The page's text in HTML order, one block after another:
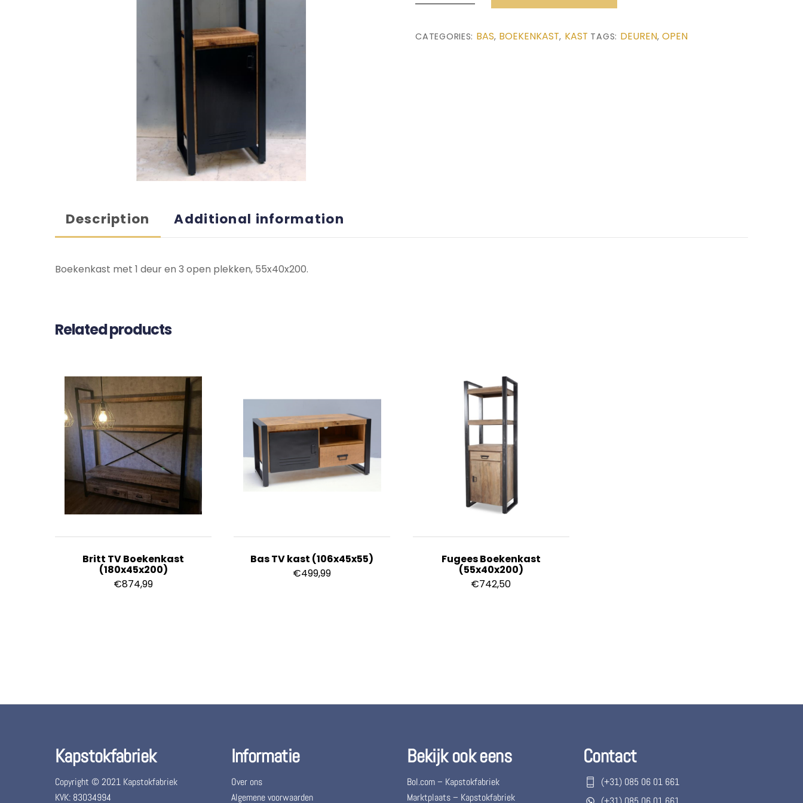
met
(55x40x200)
CATEGORIES: BAS, BOEKENKAST, KAST TAGS: DEUREN,OPEN
Description Additional information
Boekenkast met 1 deur en 3 open plekken, 55x40x200.
Related products
Britt TV Boekenkast
(180x45x200)
€874,99
Bas TV kast (106x45x55)
€499,99
Fugees Boekenkast
(55x40x200)
€742,50
Kapstokfabriek
Copyright © 2021 Kapstokfabriek
KVK: 83034994
Informatie
Over ons
Algemene voorwaarden
Bekijk ook eens
Bol.com – Kapstokfabriek
Marktplaats – Kapstokfabriek
Contact
(+31) 085 06 01 661